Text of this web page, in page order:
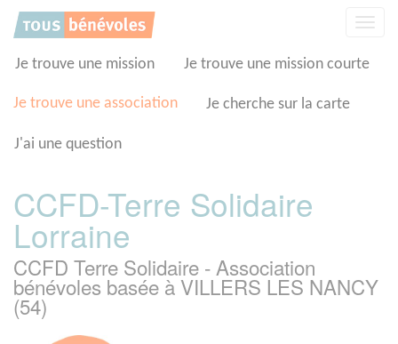
Je trouve une mission Je trouve une mission courte
Je trouve une association Je cherche sur la carte
J'ai une question
CCFD-Terre Solidaire
Lorraine
CCFD Terre Solidaire - Association
bénévoles basée à VILLERS LES NANCY
(54)
Panneau de gestion des cookies